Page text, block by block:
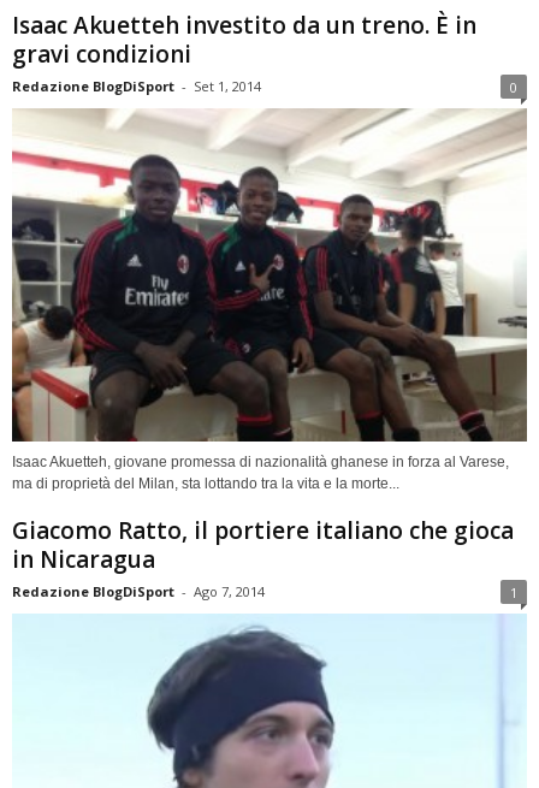
Isaac Akuetteh investito da un treno. È in
gravi condizioni
Redazione BlogDiSport - Set 1, 2014 0
Isaac Akuetteh, giovane promessa di nazionalità ghanese in forza al Varese,
ma di proprietà del Milan, sta lottando tra la vita e la morte...
Giacomo Ratto, il portiere italiano che gioca
in Nicaragua
Redazione BlogDiSport - Ago 7, 2014 1